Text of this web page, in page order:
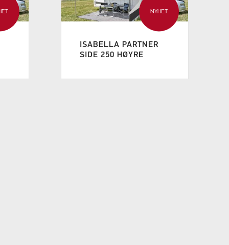
NYHET
ISABELLA PARTNER
SIDE 250 HØYRE